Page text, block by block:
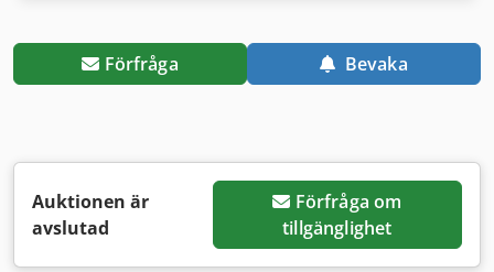
Förfråga Bevaka
Auktionen är
avslutad
Förfråga om
tillgänglighet